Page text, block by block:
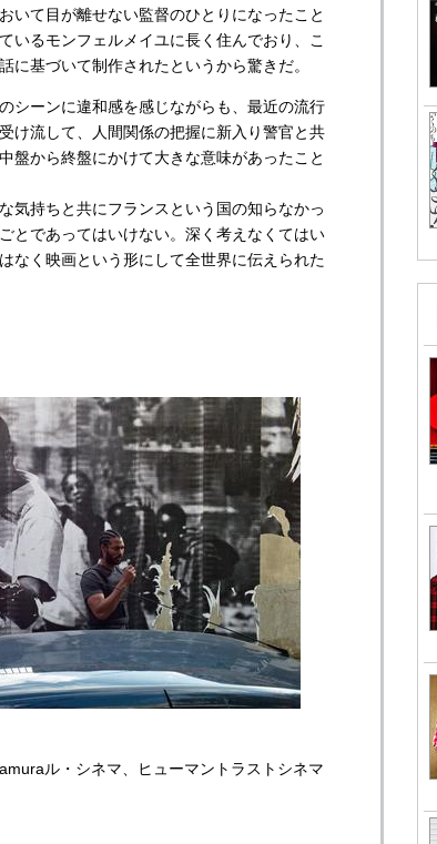
いて目が離せない監督のひとりになったこと
いるモンフェルメイユに長く住んでおり、こ
に基づいて制作されたというから驚きだ。
シーンに違和感を感じながらも、最近の流行
け流して、人間関係の把握に新入り警官と共
盤から終盤にかけて大きな意味があったこと
気持ちと共にフランスという国の知らなかっ
とであってはいけない。深く考えなくてはい
なく映画という形にして全世界に伝えられた
ル・シネマ、ヒューマントラストシネマ